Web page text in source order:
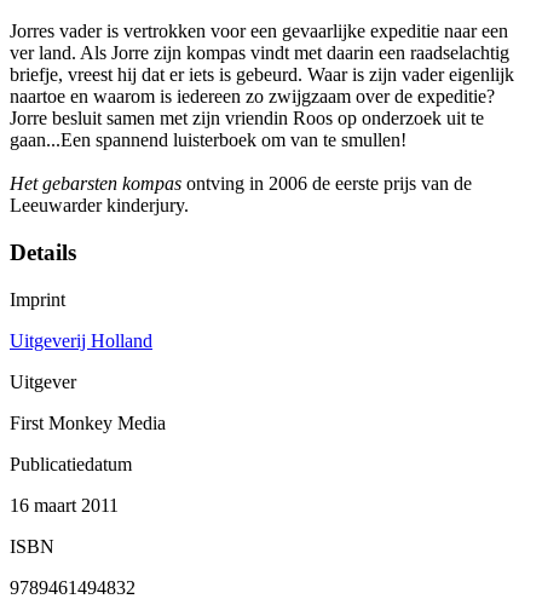
Jorres vader is vertrokken voor een gevaarlijke expeditie naar een
ver land. Als Jorre zijn kompas vindt met daarin een raadselachtig
briefje, vreest hij dat er iets is gebeurd. Waar is zijn vader eigenlijk
naartoe en waarom is iedereen zo zwijgzaam over de expeditie?
Jorre besluit samen met zijn vriendin Roos op onderzoek uit te
gaan...Een spannend luisterboek om van te smullen!
Het gebarsten kompas ontving in 2006 de eerste prijs van de
Leeuwarder kinderjury.
Details
Imprint
Uitgeverij Holland
Uitgever
First Monkey Media
Publicatiedatum
16 maart 2011
ISBN
9789461494832